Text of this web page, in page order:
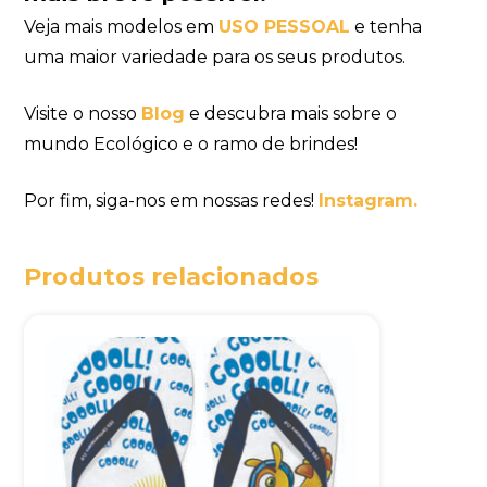
Veja mais modelos em USO PESSOAL e tenha
uma maior variedade para os seus produtos.
Visite o nosso Blog e descubra mais sobre o
mundo Ecológico e o ramo de brindes!
Por fim, siga-nos em nossas redes! Instagram.
Produtos relacionados